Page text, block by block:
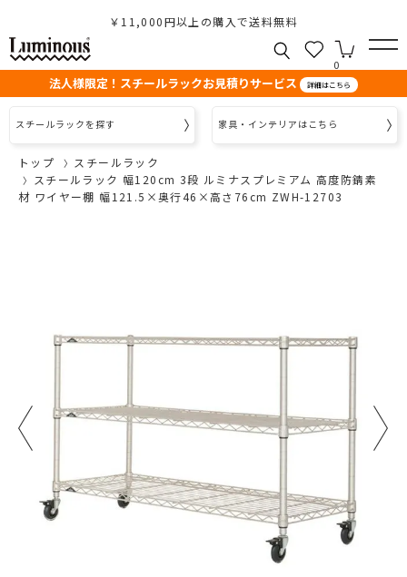
￥11,000円以上の購入で送料無料
0
法人様限定！スチールラックお見積りサービス 詳細はこちら
スチールラックを探す 家具・インテリアはこちら
トップ
スチールラック
スチールラック 幅120cm 3段 ルミナスプレミアム 高度防錆素
材 ワイヤー棚 幅121.5×奥行46×高さ76cm ZWH-12703